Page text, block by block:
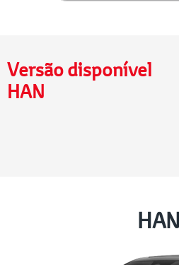
Versão disponível
HAN
HAN